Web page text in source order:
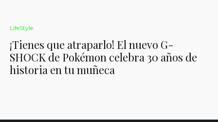
LifeStyle
¡Tienes que atraparlo! El nuevo G-
SHOCK de Pokémon celebra 30 años de
historia en tu muñeca